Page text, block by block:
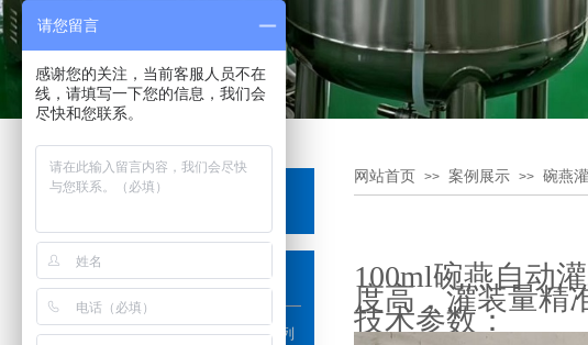
网站首页 >> 案例展示 >> 碗燕
产品分类
100ml碗燕自动
度高，灌装量精
技术参数：
饮料、调味系列
口服液、西林瓶、保健品系列
请您留言
感谢您的关注，当前客服人员不在
线，请填写一下您的信息，我们会
尽快和您联系。